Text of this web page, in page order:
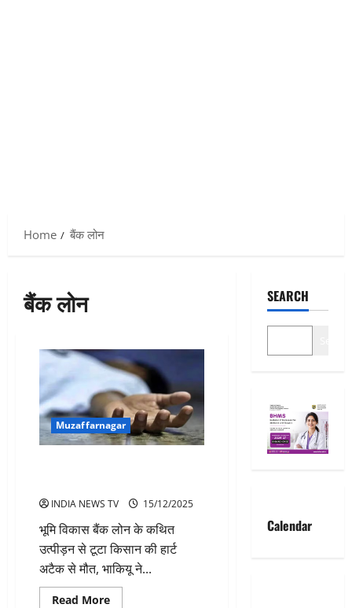
Home बैंक लोन
बैंक लोन
Muzaffarnagar
INDIA NEWS TV 15/12/2025
भूमि विकास बैंक लोन के कथित
उत्पीड़न से टूटा किसान की हार्ट
अटैक से मौत, भाकियू ने...
Read MoreRead
SEARCH
Calendar